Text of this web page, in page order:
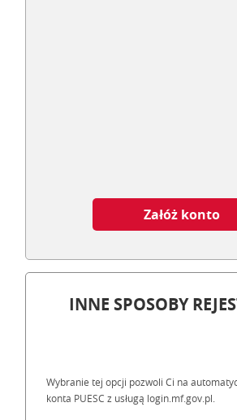
Załóż konto
INNE SPOSOBY
Wybranie tej opcji pozwoli Ci na
konta PUESC z usługą login.mf.gov.pl.